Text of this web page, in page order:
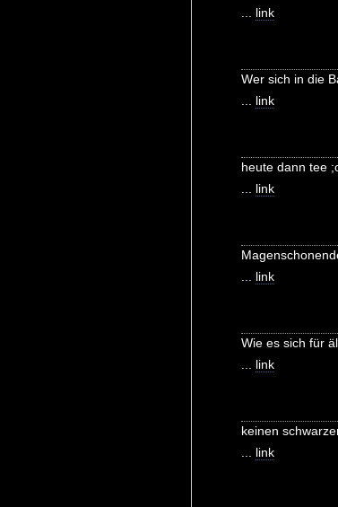
link
Wer sich in die
link
heute dann tee
link
link
Wie es sich für
link
keinen
link